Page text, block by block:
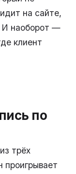
на сайте,
И наоборот —
клиент
по
трёх
проигрывает